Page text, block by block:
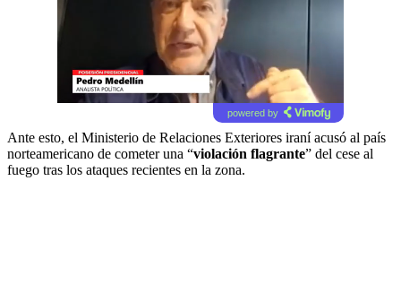
powered by
Ante esto, el Ministerio de Relaciones Exteriores iraní acusó al país
norteamericano de cometer una “violación flagrante” del cese al
fuego tras los ataques recientes en la zona.